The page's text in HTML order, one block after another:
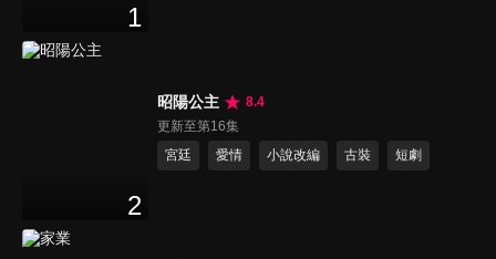
1
2
昭陽公主
8.4
更新至第16集
宮廷
愛情 小說改編 古裝 短劇